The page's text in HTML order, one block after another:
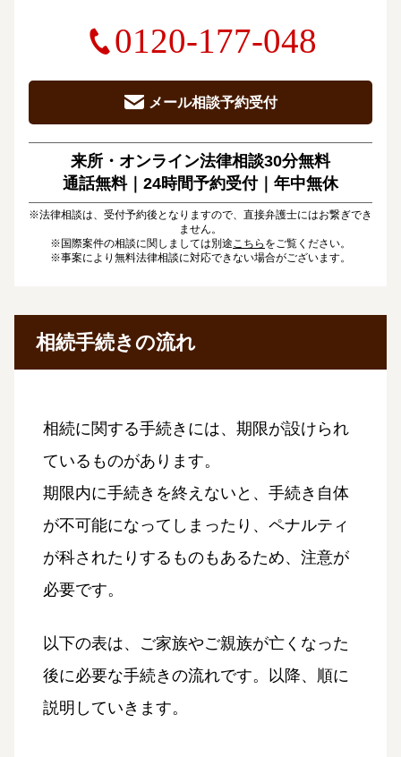
0120-177-048
メール相談予約受付
来所・オンライン法律相談30分無料
通話無料｜24時間予約受付｜ 年中無休
※法律相談は、受付予約後となりますので、直接弁護士にはお繋ぎでき
ません。
※国際案件の相談に関しましては別途 こちら をご覧ください。
※事案により無料法律相談に対応できない場合がございます。
相続手続きの流れ
相続に関する手続きには、期限が設けられ
ているものがあります。
期限内に手続きを終えないと、手続き自体
が不可能になってしまったり、ペナルティ
が科されたりするものもあるため、注意が
必要です。
以下の表は、ご家族やご親族が亡くなった
後に必要な手続きの流れです。以降、順に
説明していきます。